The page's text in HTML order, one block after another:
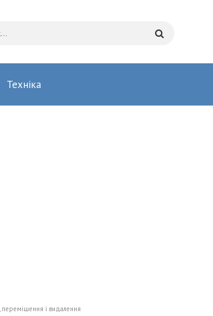
Техніка
переміщення і видалення